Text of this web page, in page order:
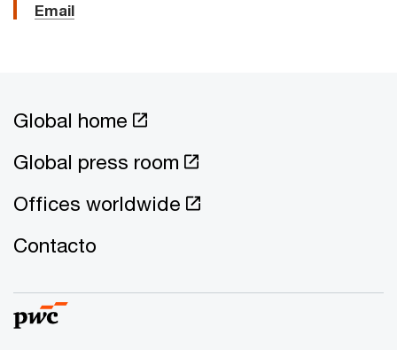
Email
Global home
Global press room
Offices worldwide
Contacto